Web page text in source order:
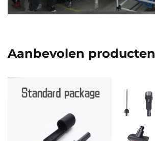
Aanbevolen producten